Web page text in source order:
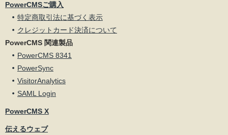
PowerCMSご購入
特定商取引法に基づく表示
クレジットカード決済について
PowerCMS 関連製品
PowerCMS 8341
PowerSync
VisitorAnalytics
SAML Login
PowerCMS X
伝えるウェブ